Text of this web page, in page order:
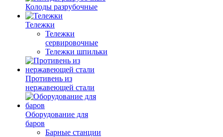
Колоды разрубочные
Тележки
Тележки
сервировочные
Тележки шпильки
Противень из
нержавеющей стали
Оборудование для
баров
Барные станции